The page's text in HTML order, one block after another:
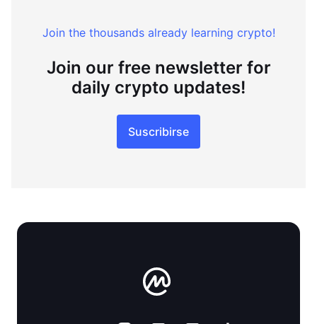
Join the thousands already learning crypto!
Join our free newsletter for
daily crypto updates!
Suscribirse